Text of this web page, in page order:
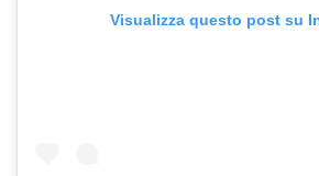
Visualizza questo post su